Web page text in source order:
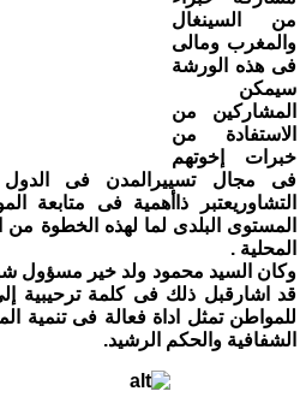
من السينغال
والمغرب ومالى
فى هذه الورشة
سيمكن
المشاركين من
الاستفادة من
خبرات إخوتهم
فى مجال تسييرالمدن فى الدول
التشاوريعتبر ذاأهمية فى متابعة
المستوى البلدى لما لهذه الخطوة
المحلية .
وكان السيد محمود ولد خير مسؤول
قد اشارقبل ذلك فى كلمة ترحيبية
للمواطن تمثل اداة فعالة فى تنمية
الشفافية والحكم الرشيد.